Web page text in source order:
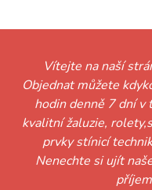
Vítejte na naší
Objednat můžete
hodin denně 7 dní v
kvalitní žaluzie,
prvky stínicí
Nenechte si ujít